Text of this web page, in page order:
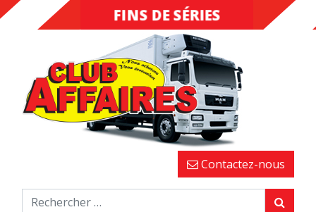
DESTOCKAGE
FINS DE SÉRIES
Contactez-nous